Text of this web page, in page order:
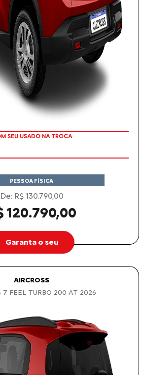
TAXA ZERO
PESSOA FÍSICA
De: R$ 130.790,00
120.790,00
Garanta o seu
AIRCROSS
7 FEEL TURBO 200 AT 2026